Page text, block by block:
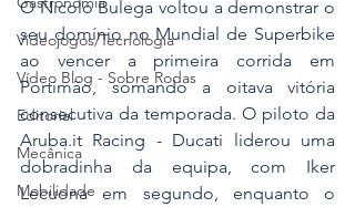
Videojogos/Tecnologia
Vídeo Blog - Sobre Rodas
Editorial
Mecânica
Mobilidade
O Nicolo Bulega voltou a demonstrar o
seu domínio no Mundial de Superbike
ao vencer a primeira corrida em
Portimão, somando a oitava vitória
consecutiva da temporada. O piloto da
Aruba.it Racing - Ducati liderou uma
dobradinha da equipa, com Iker
Lecuona em segundo, enquanto o